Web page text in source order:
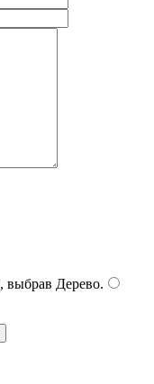
выбрав Дерево.